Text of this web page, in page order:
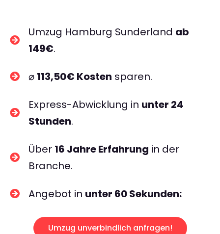
Umzug Hamburg Sunderland ab
149€.
⌀ 113,50€ Kosten sparen.
Express-Abwicklung in unter 24
Stunden.
Über 16 Jahre Erfahrung in der
Branche.
Angebot in unter 60 Sekunden:
Umzug unverbindlich anfragen!